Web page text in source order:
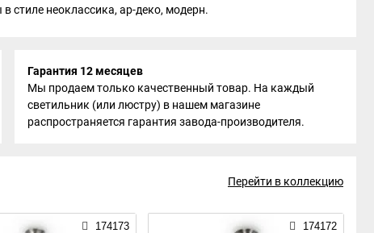
стиле неоклассика, ар-деко, модерн.
Гарантия 12 месяцев
Мы продаем только качественный товар. На каждый
светильник (или люстру) в нашем магазине
распространяется гарантия завода-производителя.
Перейти в коллекцию
174173 174172